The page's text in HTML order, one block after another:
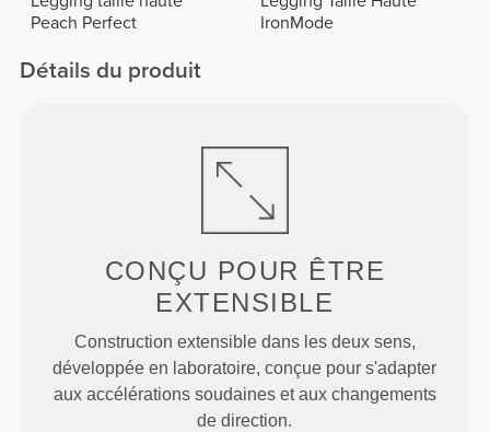
Peach Perfect
IronMode
Détails du produit
CONÇU POUR ÊTRE
EXTENSIBLE
Construction extensible dans les deux sens,
développée en laboratoire, conçue pour s'adapter
aux accélérations soudaines et aux changements
de direction.